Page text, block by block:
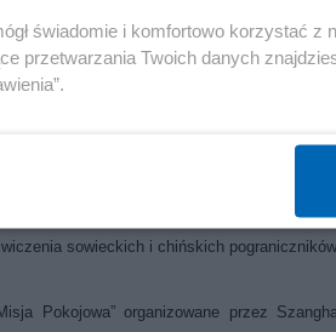
„Zapad 2009” (odbywające się
i desantem morskim. Kolejnym
Dalekiego Wschodu - na
wszystkie związki taktyczne dwóch
- obok żołnierzy sowieckich - również
analityków Ośrodka Studiów
odbywały się ćwiczenia wojskowe w
sowieckich i chińskich
Pokojowa” organizowane przez
świadomie i komfortowo korzystać z
przetwarzania Twoich danych